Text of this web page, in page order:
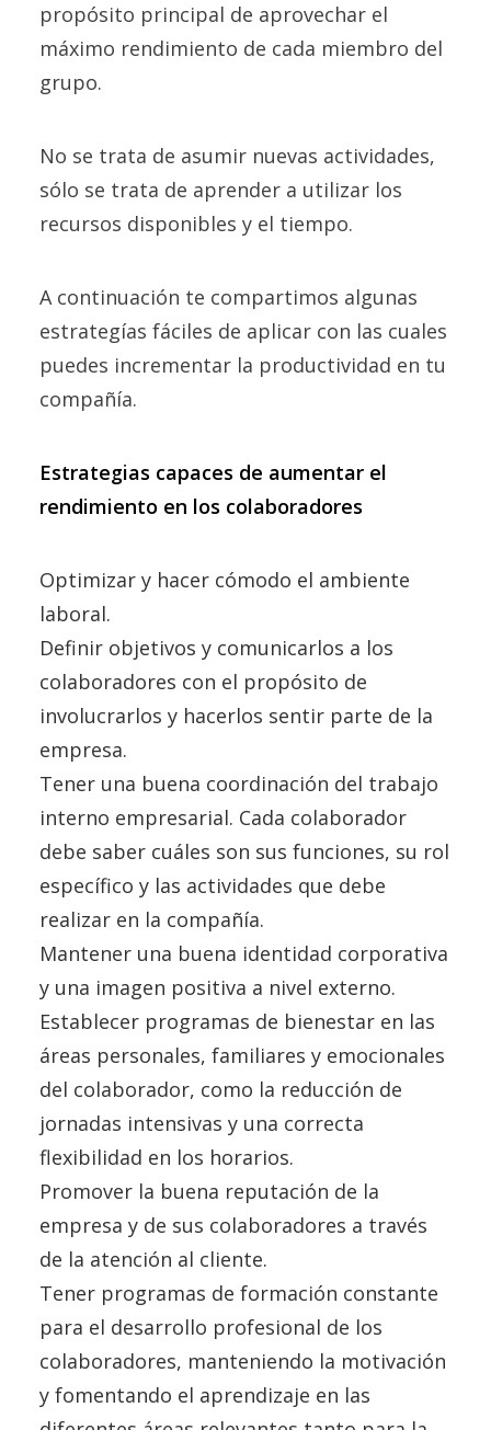
propósito principal de aprovechar el
máximo rendimiento de cada miembro del
grupo.
No se trata de asumir nuevas actividades,
sólo se trata de aprender a utilizar los
recursos disponibles y el tiempo.
A continuación te compartimos algunas
estrategías fáciles de aplicar con las cuales
puedes incrementar la productividad en tu
compañía.
Estrategias capaces de aumentar el
rendimiento en los colaboradores
Optimizar y hacer cómodo el ambiente
laboral.
Definir objetivos y comunicarlos a los
colaboradores con el propósito de
involucrarlos y hacerlos sentir parte de la
empresa.
Tener una buena coordinación del trabajo
interno empresarial. Cada colaborador
debe saber cuáles son sus funciones, su rol
específico y las actividades que debe
realizar en la compañía.
Mantener una buena identidad corporativa
y una imagen positiva a nivel externo.
Establecer programas de bienestar en las
áreas personales, familiares y emocionales
del colaborador, como la reducción de
jornadas intensivas y una correcta
flexibilidad en los horarios.
Promover la buena reputación de la
empresa y de sus colaboradores a través
de la atención al cliente.
Tener programas de formación constante
para el desarrollo profesional de los
colaboradores, manteniendo la motivación
y fomentando el aprendizaje en las